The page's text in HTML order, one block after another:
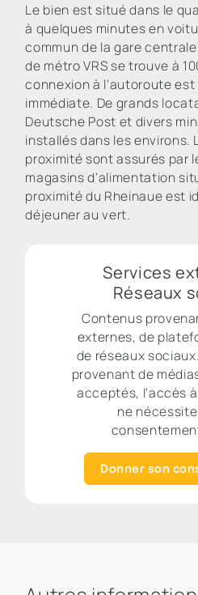
Le bien est situé dans le
à quelques minutes en
commun de la gare
de métro VRS se trouve à
connexion à l'autoroute
immédiate. De grands
Deutsche Post et divers
installés dans les environs.
proximité sont assurés par
magasins d'alimentation
proximité du Rheinaue est
déjeuner au vert.
Services
Réseaux
Contenus
externes, de
de réseaux
provenant de
acceptés, l'accès
ne
Donner son